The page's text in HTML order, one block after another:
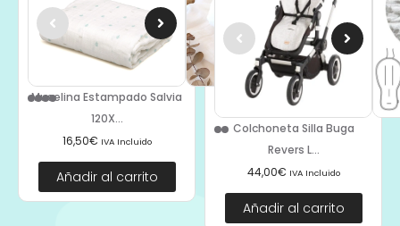
Muselina Estampado Salvia
120X...
16,50€ IVA Incluido
Añadir al carrito
Colchoneta Silla Buga
Revers L...
44,00€ IVA Incluido
Añadir al carrito